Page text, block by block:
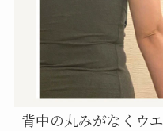
背中の丸みがなくウ